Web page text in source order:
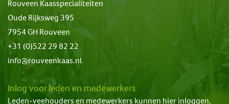
Rouveen Kaasspecialiteiten
Oude Rijksweg 395
7954 GH Rouveen
+31 (0)522 29 82 22
info@rouveenkaas.nl
Inlog voor leden en medewerkers
Leden-veehouders en medewerkers kunnen hier inloggen.